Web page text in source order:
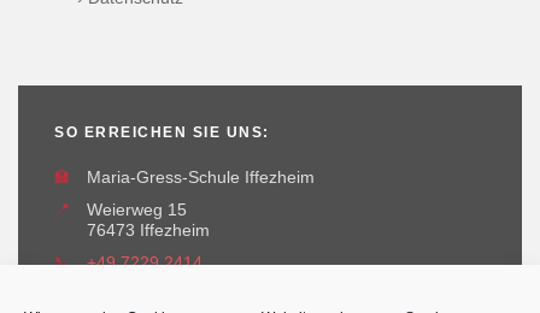
SO ERREICHEN SIE UNS:
🏫
Maria-Gress-Schule Iffezheim
📍
Weierweg 15
76473 Iffezheim
📞
+49 7229 2414